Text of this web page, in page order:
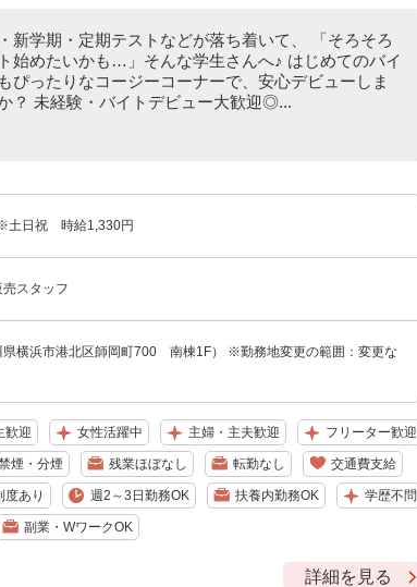
新学期・定期テストなどが落ち着いて、 「そろそろ
始めたいかも…」そんな学生さんへ♪ はじめてのバイ
ぴったりなコージーコーナーで、安心デビューしま
？ 未経験・バイトデビュー大歓迎◎...
土日祝 時給1,330円
スタッフ
県横浜市港北区師岡町700 南棟1F） ※勤務地変更の範囲：変更な
歓迎 女性活躍中 主婦・主夫歓迎 フリーター歓迎
煙・分煙 残業ほぼなし 転勤なし 交通費支給
度あり 週2～3日勤務OK 扶養内勤務OK 学歴不問
副業・WワークOK
詳細を見る